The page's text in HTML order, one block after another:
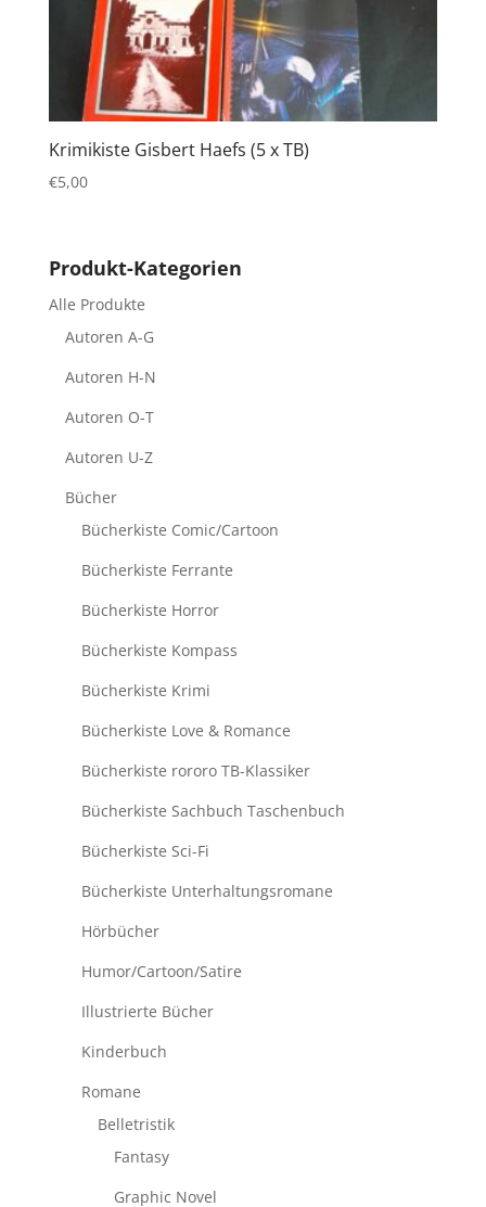
Krimikiste Gisbert Haefs (5 x TB)
€5,00
Produkt-Kategorien
Alle Produkte
Autoren A-G
Autoren H-N
Autoren O-T
Autoren U-Z
Bücher
Bücherkiste Comic/Cartoon
Bücherkiste Ferrante
Bücherkiste Horror
Bücherkiste Kompass
Bücherkiste Krimi
Bücherkiste Love & Romance
Bücherkiste rororo TB-Klassiker
Bücherkiste Sachbuch Taschenbuch
Bücherkiste Sci-Fi
Bücherkiste Unterhaltungsromane
Hörbücher
Humor/Cartoon/Satire
Illustrierte Bücher
Kinderbuch
Romane
Belletristik
Fantasy
Graphic Novel